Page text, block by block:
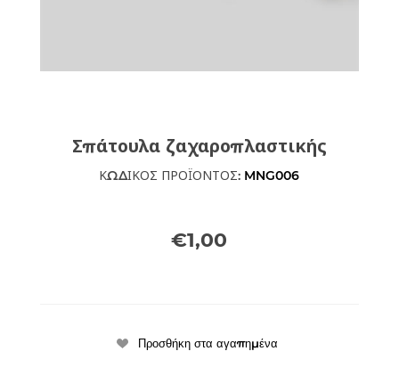
Σπάτουλα ζαχαροπλαστικής
ΚΩΔΙΚΟΣ ΠΡΟΪΟΝΤΟΣ: MNG006
€1,00